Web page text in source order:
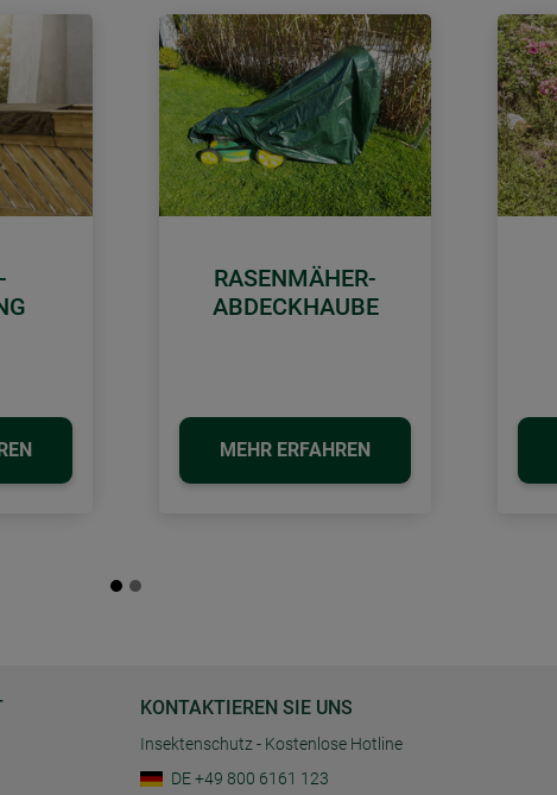
RASENMÄHER-
ABDECKHAUBE
MEHR ERFAHREN
KONTAKTIEREN SIE UNS
Insektenschutz - Kostenlose Hotline
DE +49 800 6161 123